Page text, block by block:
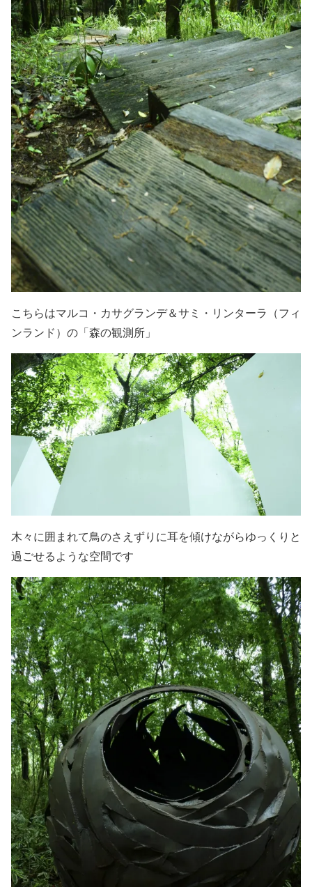
こちらはマルコ・カサグランデ＆サミ・リンターラ（フィ
ンランド）の「森の観測所」
木々に囲まれて鳥のさえずりに耳を傾けながらゆっくりと
過ごせるような空間です